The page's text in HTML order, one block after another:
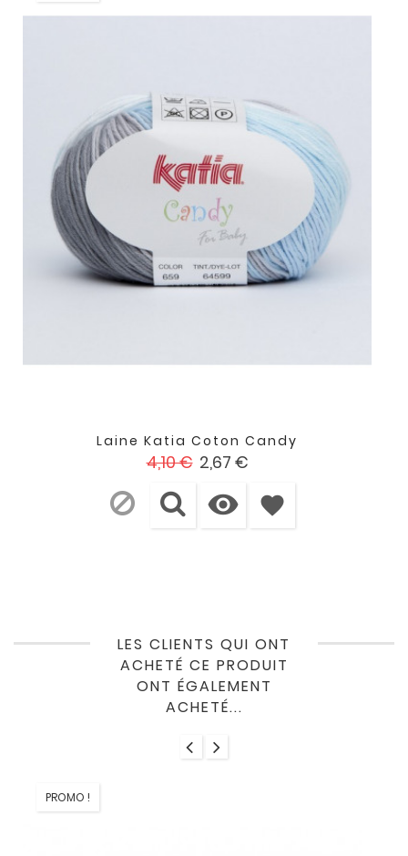
Laine Katia Coton Candy
Prix
base
4,10 € Prix
2,67 €
 favorite
LES CLIENTS QUI ONT
ACHETÉ CE PRODUIT
ONT ÉGALEMENT
ACHETÉ...
PROMO !